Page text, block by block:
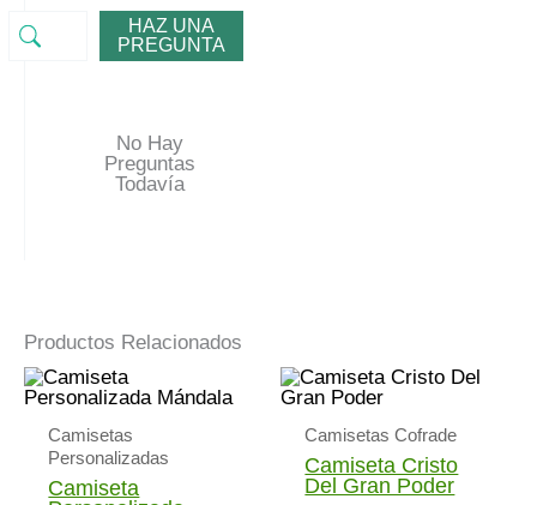
HAZ UNA
PREGUNTA
No Hay
Preguntas
Todavía
Productos Relacionados
Camisetas
Personalizadas
Camiseta
Camisetas Cofrade
Camiseta Cristo
Del Gran Poder